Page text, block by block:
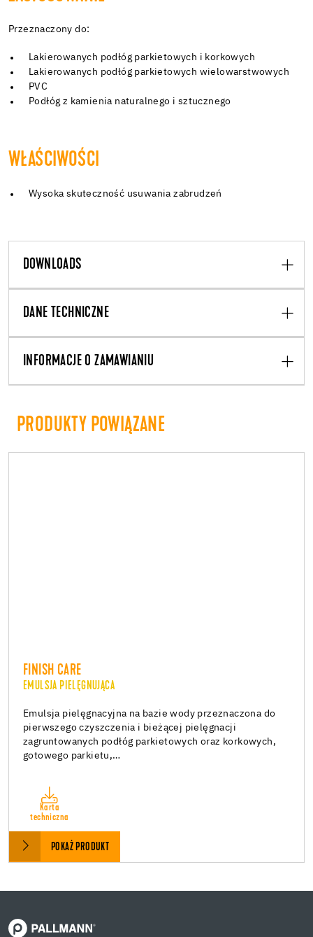
Przeznaczony do:
Lakierowanych podłóg parkietowych i korkowych
Lakierowanych podłóg parkietowych wielowarstwowych
PVC
Podłóg z kamienia naturalnego i sztucznego
WŁAŚCIWOŚCI
Wysoka skuteczność usuwania zabrudzeń
DOWNLOADS
DANE TECHNICZNE
INFORMACJE O ZAMAWIANIU
PRODUKTY POWIĄZANE
FINISH CARE
EMULSJA PIELĘGNUJĄCA
Emulsja pielęgnacyjna na bazie wody przeznaczona do
pierwszego czyszczenia i bieżącej pielęgnacji
zagruntowanych podłóg parkietowych oraz korkowych,
gotowego parkietu,…
Karta
techniczna
POKAŻ PRODUKT